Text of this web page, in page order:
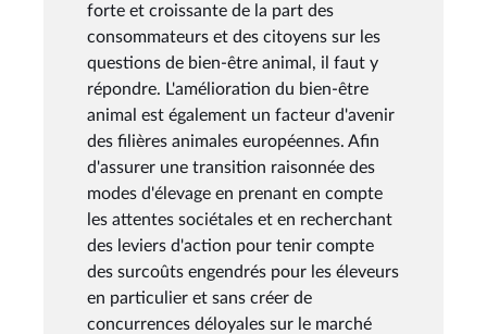
forte et croissante de la part des
consommateurs et des citoyens sur les
questions de bien-être animal, il faut y
répondre. L'amélioration du bien-être
animal est également un facteur d'avenir
des filières animales européennes. Afin
d'assurer une transition raisonnée des
modes d'élevage en prenant en compte
les attentes sociétales et en recherchant
des leviers d'action pour tenir compte
des surcoûts engendrés pour les éleveurs
en particulier et sans créer de
concurrences déloyales sur le marché